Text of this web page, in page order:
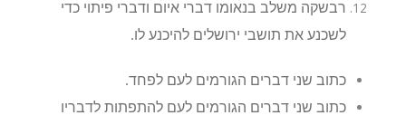
רבשקה משלב בנאומו דברי איום ודברי פיתוי כדי
לשכנע את תושבי ירושלים להיכנע לו.
כתוב שני דברים הגורמים לעם לפחד.
כתוב שני דברים הגורמים לעם להתפתות לדבריו